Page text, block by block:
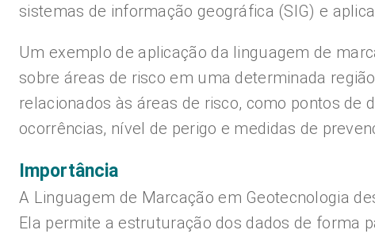
sistemas de informação geográfica (SIG) e
Um exemplo de aplicação da linguagem de
sobre áreas de risco em uma determinada
relacionados às áreas de risco, como pontos
ocorrências, nível de perigo e medidas de
Importância
A Linguagem de Marcação em Geotecnologia
Ela permite a estruturação dos dados de forma